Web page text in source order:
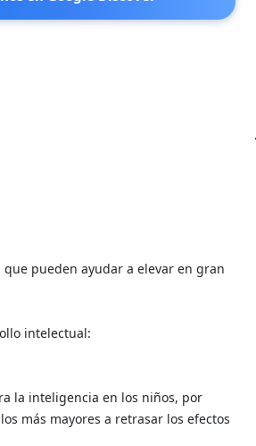
pueden ayudar a elevar en gran
intelectual:
la inteligencia en los niños, por
más mayores a retrasar los efectos